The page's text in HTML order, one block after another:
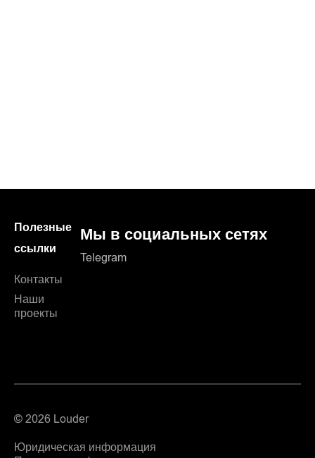
Полезные
ссылки
Контакты
Наши
проекты
Мы в социальных сетях
Telegram
© 2026 Louder
Юридическая информация